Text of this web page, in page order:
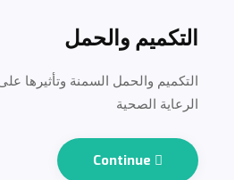
التكميم والحمل
التكميم والحمل السمنة وتأثيرها
الرعاية الصحية
Continue